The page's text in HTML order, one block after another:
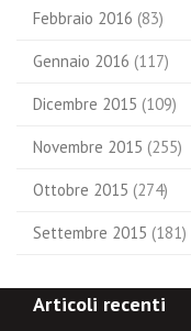
Febbraio 2016 (83)
Gennaio 2016 (117)
Dicembre 2015 (109)
Novembre 2015 (255)
Ottobre 2015 (274)
Settembre 2015 (181)
Articoli recenti